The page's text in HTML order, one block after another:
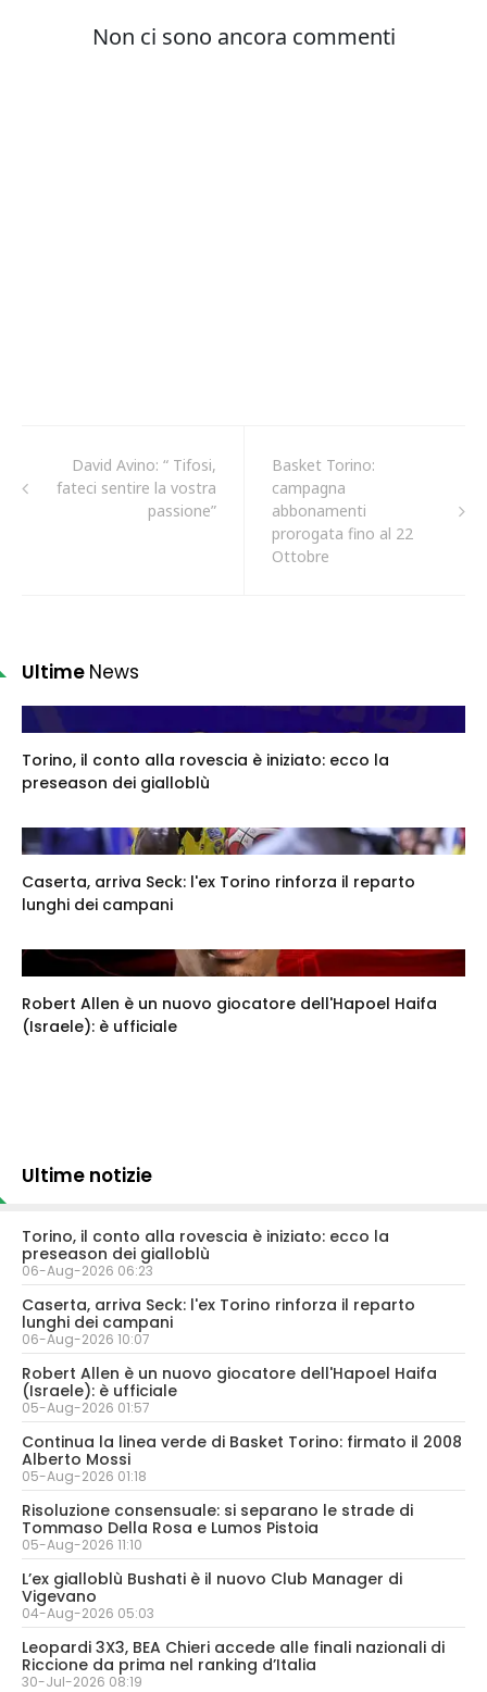
David Avino: “ Tifosi,
fateci sentire la vostra
passione”
Basket Torino:
campagna
abbonamenti
prorogata fino al 22
Ottobre
Ultime News
Torino, il conto alla rovescia è iniziato: ecco la
preseason dei gialloblù
Caserta, arriva Seck: l'ex Torino rinforza il reparto
lunghi dei campani
Robert Allen è un nuovo giocatore dell'Hapoel Haifa
(Israele): è ufficiale
Ultime notizie
Torino, il conto alla rovescia è iniziato: ecco la
preseason dei gialloblù
06-Aug-2026 06:23
Caserta, arriva Seck: l'ex Torino rinforza il reparto
lunghi dei campani
06-Aug-2026 10:07
Robert Allen è un nuovo giocatore dell'Hapoel Haifa
(Israele): è ufficiale
05-Aug-2026 01:57
Continua la linea verde di Basket Torino: firmato il 2008
Alberto Mossi
05-Aug-2026 01:18
Risoluzione consensuale: si separano le strade di
Tommaso Della Rosa e Lumos Pistoia
05-Aug-2026 11:10
L’ex gialloblù Bushati è il nuovo Club Manager di
Vigevano
04-Aug-2026 05:03
Leopardi 3X3, BEA Chieri accede alle finali nazionali di
Riccione da prima nel ranking d’Italia
30-Jul-2026 08:19